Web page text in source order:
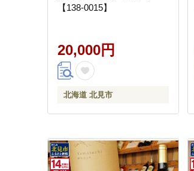
【138-0015】
20,000円
北海道 北見市